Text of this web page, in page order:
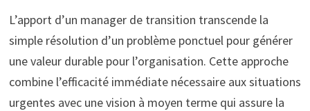
L’apport d’un manager de transition transcende la
simple résolution d’un problème ponctuel pour générer
une valeur durable pour l’organisation. Cette approche
combine l’efficacité immédiate nécessaire aux situations
urgentes avec une vision à moyen terme qui assure la